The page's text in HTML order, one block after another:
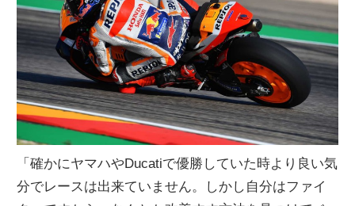
「確かにヤマハやDucatiで優勝していた時より良い気
分でレースは出来ていません。しかし自分はファイ